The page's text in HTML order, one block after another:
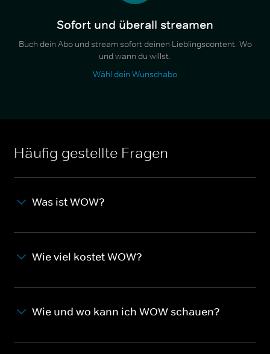
Sofort und überall streamen
Buch dein Abo und stream sofort deinen Lieblingscontent. Wo
und wann du willst.
Wähl dein Wunschabo
Häufig gestellte Fragen
Was ist WOW?
Wie viel kostet WOW?
Wie und wo kann ich WOW schauen?